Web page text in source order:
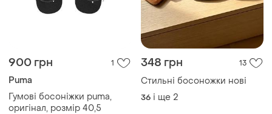
середню-худеньку ніжку
і ще